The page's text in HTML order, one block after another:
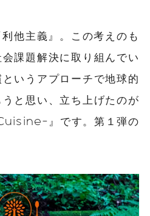
他主義』。この考えのも
課題解決に取り組んでい
いうアプローチで地球的
と思い、立ち上げたのが
』です。第１弾の